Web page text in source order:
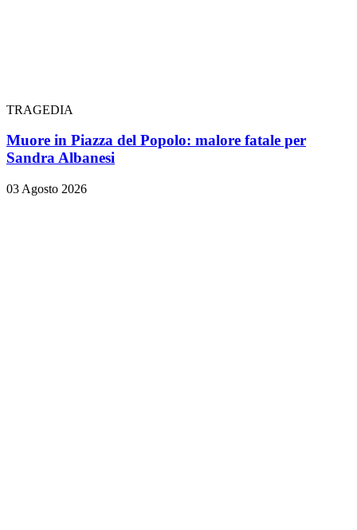
TRAGEDIA
Muore in Piazza del Popolo: malore fatale per
Sandra Albanesi
03 Agosto 2026